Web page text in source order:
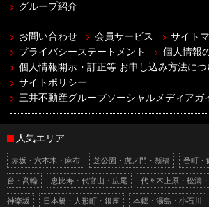
グループ紹介
お問い合わせ 会員サービス
サイト
プライバシーステートメント
個人情報
個人情報開示・訂正等 お申し込み方法につ
サイトポリシー
三井不動産グループソーシャルメディアガ
人気エリア
赤坂・六本木・麻布 芝公園・虎ノ門・新橋 番町・
台・高輪 恵比寿・代官山・広尾 代々木上原・松濤
神楽坂 日本橋・人形町・銀座 本郷・湯島・小石川